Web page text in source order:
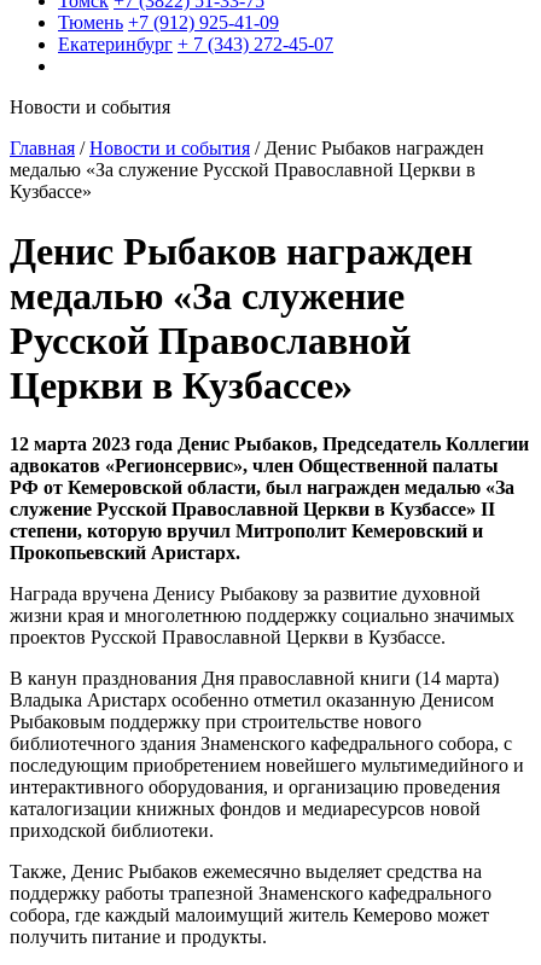
Тюмень +7 (912) 925-41-09
Екатеринбург + 7 (343) 272-45-07
Новости и события
Главная /Новости и события / Денис Рыбаков награжден
медалью «За служение Русской Православной Церкви в
Кузбассе»
Денис Рыбаков награжден
медалью «За служение
Русской Православной
Церкви в Кузбассе»
12 марта 2023 года Денис Рыбаков, Председатель Коллегии
адвокатов «Регионсервис», член Общественной палаты
РФ от Кемеровской области, был награжден медалью «За
служение Русской Православной Церкви в Кузбассе» II
степени, которую вручил Митрополит Кемеровский и
Прокопьевский Аристарх.
Награда вручена Денису Рыбакову за развитие духовной
жизни края и многолетнюю поддержку социально значимых
проектов Русской Православной Церкви в Кузбассе.
В канун празднования Дня православной книги (14 марта)
Владыка Аристарх особенно отметил оказанную Денисом
Рыбаковым поддержку при строительстве нового
библиотечного здания Знаменского кафедрального собора, с
последующим приобретением новейшего мультимедийного и
интерактивного оборудования, и организацию проведения
каталогизации книжных фондов и медиаресурсов новой
приходской библиотеки.
Также, Денис Рыбаков ежемесячно выделяет средства на
поддержку работы трапезной Знаменского кафедрального
собора, где каждый малоимущий житель Кемерово может
получить питание и продукты.